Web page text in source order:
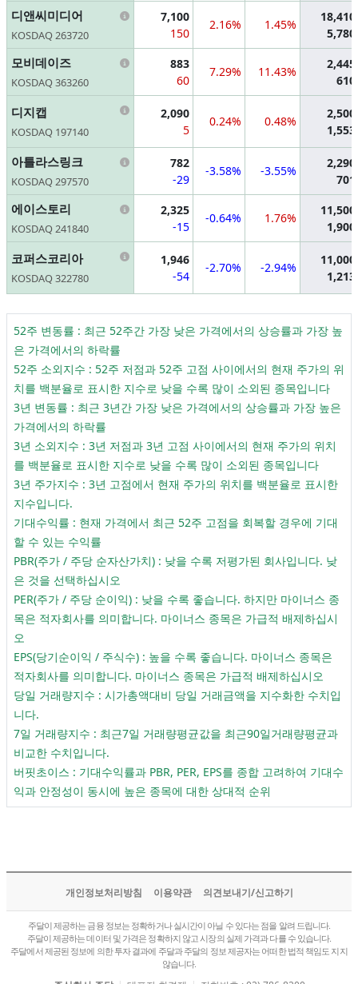
디앤씨미디어
KOSDAQ 263720
Information
7,100
150
2.16% 1.45%
18,410
5,780
모비데이즈
KOSDAQ 363260
Information
883
60
7.29% 11.43%
2,445
610
디지캡
KOSDAQ 197140
Information
2,090
5
0.24% 0.48%
2,500
1,553
아틀라스링크
KOSDAQ 297570
Information
782
-29
-3.58% -3.55%
2,290
701
에이스토리
KOSDAQ 241840
Information
2,325
-15
-0.64% 1.76%
11,500
1,900
코퍼스코리아
KOSDAQ 322780
Information
1,946
-54
-2.70% -2.94%
11,000
1,213
52주 변동률 : 최근 52주간 가장 낮은 가격에서의 상승률과 가장 높
은 가격에서의 하락률
52주 소외지수 : 52주 저점과 52주 고점 사이에서의 현재 주가의 위
치를 백분율로 표시한 지수로 낮을 수록 많이 소외된 종목입니다
3년 변동률 : 최근 3년간 가장 낮은 가격에서의 상승률과 가장 높은
가격에서의 하락률
3년 소외지수 : 3년 저점과 3년 고점 사이에서의 현재 주가의 위치
를 백분율로 표시한 지수로 낮을 수록 많이 소외된 종목입니다
3년 주가지수 : 3년 고점에서 현재 주가의 위치를 백분율로 표시한
지수입니다.
기대수익률 : 현재 가격에서 최근 52주 고점을 회복할 경우에 기대
할 수 있는 수익률
PBR(주가 / 주당 순자산가치) : 낮을 수록 저평가된 회사입니다. 낮
은 것을 선택하십시오
PER(주가 / 주당 순이익) : 낮을 수록 좋습니다. 하지만 마이너스 종
목은 적자회사를 의미합니다. 마이너스 종목은 가급적 배제하십시
오
EPS(당기순이익 / 주식수) : 높을 수록 좋습니다. 마이너스 종목은
적자회사를 의미합니다. 마이너스 종목은 가급적 배제하십시오
당일 거래량지수 : 시가총액대비 당일 거래금액을 지수화한 수치입
니다.
7일 거래량지수 : 최근7일 거래량평균값을 최근90일거래량평균과
비교한 수치입니다.
버핏초이스 : 기대수익률과 PBR, PER, EPS를 종합 고려하여 기대수
익과 안정성이 동시에 높은 종목에 대한 상대적 순위
개인정보처리방침 이용약관 의견보내기/신고하기
주달이 제공하는 금융 정보는 정확하거나 실시간이 아닐 수 있다는 점을 알려 드립니다.
주달이 제공하는 데이터 및 가격은 정확하지 않고 시장의 실제 가격과 다를 수 있습니다.
주달에서 제공된 정보에 의한 투자 결과에 주달과 주달의 정보 제공자는 어떠한 법적 책임도 지지
않습니다.